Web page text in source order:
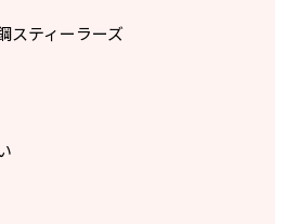
スティーラーズ